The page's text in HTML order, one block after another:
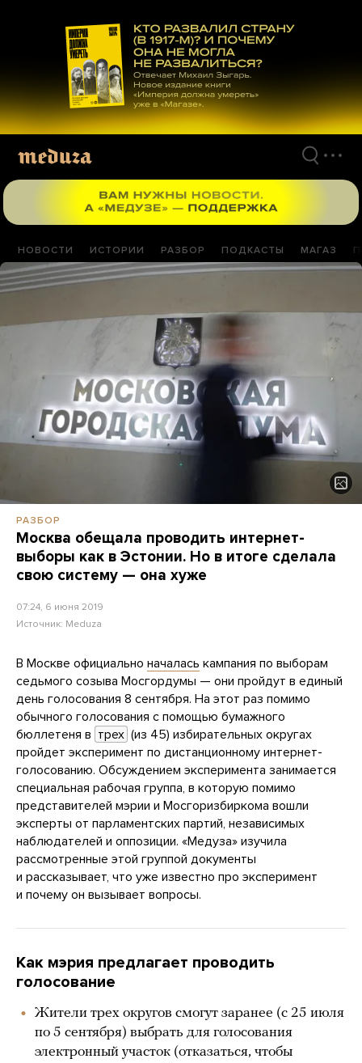
материалам
НОВОСТИ ИСТОРИИ РАЗБОР ПОДКАСТЫ МАГАЗ
РАЗБОР
Москва обещала проводить интернет-
выборы как в Эстонии. Но в итоге сделала
свою систему — она хуже
07:24, 6 июня 2019
Источник: Meduza
В Москве официально началась кампания по выборам
седьмого созыва Мосгордумы — они пройдут в единый
день голосования 8 сентября. На этот раз помимо
обычного голосования с помощью бумажного
бюллетеня в трех (из 45) избирательных округах
пройдет эксперимент по дистанционному интернет-
голосованию. Обсуждением эксперимента занимается
специальная рабочая группа, в которую помимо
представителей мэрии и Мосгоризбиркома вошли
эксперты от парламентских партий, независимых
наблюдателей и оппозиции. «Медуза» изучила
рассмотренные этой группой документы
и рассказывает, что уже известно про эксперимент
и почему он вызывает вопросы.
Как мэрия предлагает проводить
голосование
Жители трех округов смогут заранее (с 25 июля
по 5 сентября) выбрать для голосования
электронный участок (отказаться, чтобы